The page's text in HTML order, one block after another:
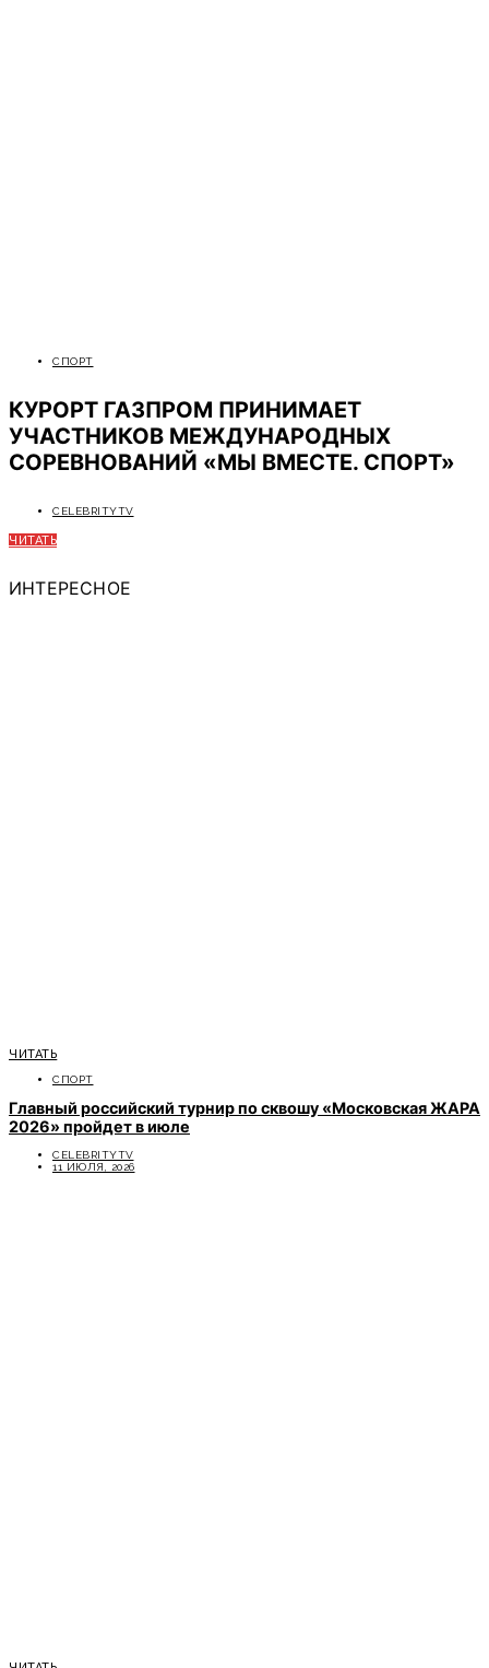
СПОРТ
КУРОРТ ГАЗПРОМ ПРИНИМАЕТ
УЧАСТНИКОВ МЕЖДУНАРОДНЫХ
СОРЕВНОВАНИЙ «МЫ ВМЕСТЕ. СПОРТ»
CELEBRITYTV
ЧИТАТЬ
ИНТЕРЕСНОЕ
ЧИТАТЬ
СПОРТ
Главный российский турнир по сквошу «Московская ЖАРА
2026» пройдет в июле
CELEBRITYTV
11 ИЮЛЯ, 2026